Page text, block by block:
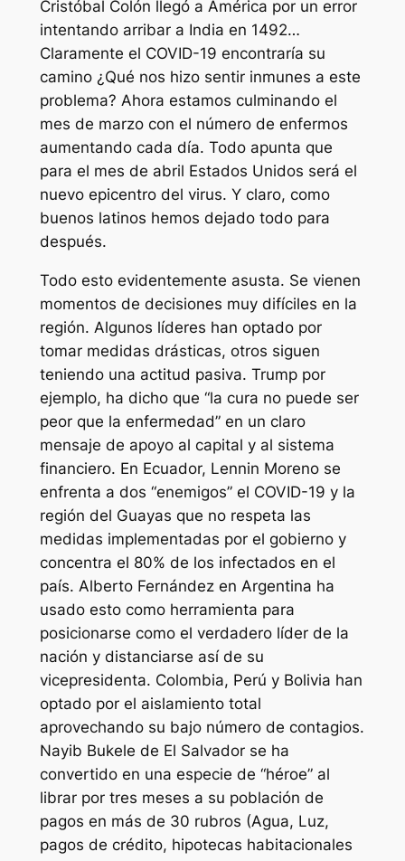
Cristóbal Colón llegó a América por un error
intentando arribar a India en 1492…
Claramente el COVID-19 encontraría su
camino ¿Qué nos hizo sentir inmunes a este
problema? Ahora estamos culminando el
mes de marzo con el número de enfermos
aumentando cada día. Todo apunta que
para el mes de abril Estados Unidos será el
nuevo epicentro del virus. Y claro, como
buenos latinos hemos dejado todo para
después.
Todo esto evidentemente asusta. Se vienen
momentos de decisiones muy difíciles en la
región. Algunos líderes han optado por
tomar medidas drásticas, otros siguen
teniendo una actitud pasiva. Trump por
ejemplo, ha dicho que “la cura no puede ser
peor que la enfermedad” en un claro
mensaje de apoyo al capital y al sistema
financiero. En Ecuador, Lennin Moreno se
enfrenta a dos “enemigos” el COVID-19 y la
región del Guayas que no respeta las
medidas implementadas por el gobierno y
concentra el 80% de los infectados en el
país. Alberto Fernández en Argentina ha
usado esto como herramienta para
posicionarse como el verdadero líder de la
nación y distanciarse así de su
vicepresidenta. Colombia, Perú y Bolivia han
optado por el aislamiento total
aprovechando su bajo número de contagios.
Nayib Bukele de El Salvador se ha
convertido en una especie de “héroe” al
librar por tres meses a su población de
pagos en más de 30 rubros (Agua, Luz,
pagos de crédito, hipotecas habitacionales